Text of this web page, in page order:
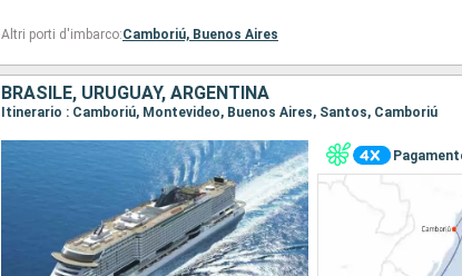
Altri porti d'imbarco:Camboriú, Buenos Aires
BRASILE, URUGUAY, ARGENTINA
Itinerario : Camboriú, Montevideo, Buenos Aires, Santos, Camboriú